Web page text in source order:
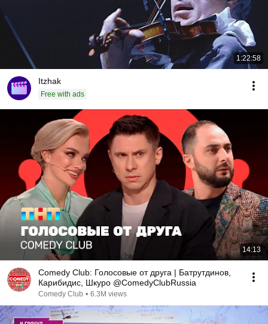
1:22:58
Itzhak
Free with ads
14:13
Comedy Club: Голосовые от друга | Батрутдинов,
Карибидис, Шкуро @ComedyClubRussia
Comedy Club • 6.3M views